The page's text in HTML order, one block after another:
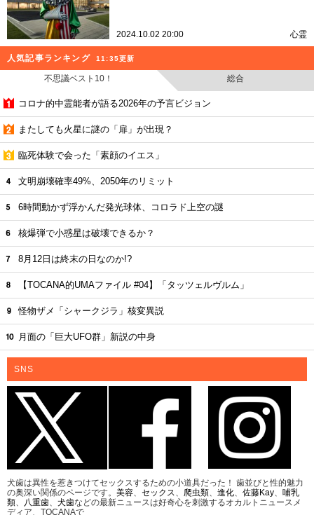
2024.10.02 20:00 心霊
人気記事ランキング 11:35更新
不思議ベスト10！ 総合
コロナ的中霊能者が語る2026年の予言ビジョン
またしても火星に謎の「扉」が出現？
臨死体験で会った「素顔のイエス」
文明崩壊確率49%、2050年のリミット
6時間動かず浮かんだ発光球体、コロラド上空の謎
核爆弾で小惑星は破壊できるか？
8月12日は終末の日なのか!?
【TOCANA的UMAファイル #04】「タッツェルヴルム」
怪物ザメ「シャークジラ」核変異説
月面の「巨大UFO群」新説の中身
SNS
犬歯は異性を惹きつけてセックスするための小道具だった！ 歯並びと性的魅力
の奥深い関係のページです。 美容、 セックス、 爬虫類、 進化、 佐藤Kay、 哺乳
類、 八重歯、 犬歯などの最新ニュースは好奇心を刺激するオカルトニュースメ
ディア、TOCANAで